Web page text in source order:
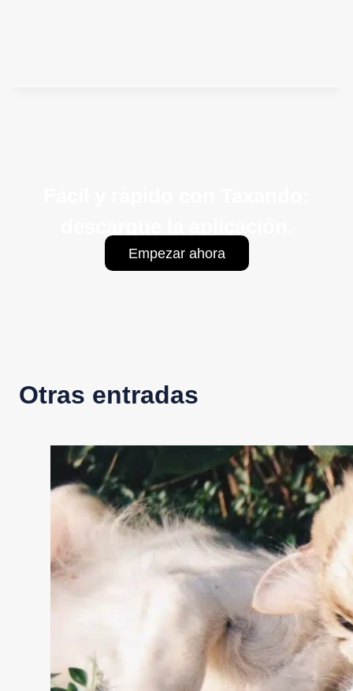
Empezar ahora
Otras entradas